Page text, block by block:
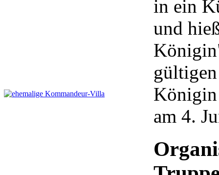
in ein
und
Königin
am 4.